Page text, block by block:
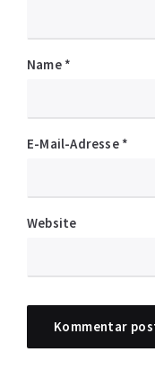
Name *
E-Mail-Adresse *
Website